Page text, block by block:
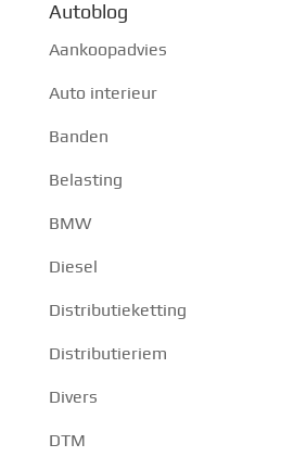
Autoblog
Aankoopadvies
Auto interieur
Banden
Belasting
BMW
Diesel
Distributieketting
Distributieriem
Divers
DTM